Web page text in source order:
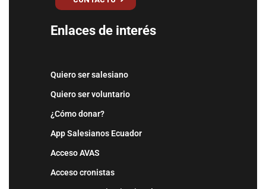
Enlaces de interés
Quiero ser salesiano
Quiero ser voluntario
¿Cómo donar?
App Salesianos Ecuador
Acceso AVAS
Acceso cronistas